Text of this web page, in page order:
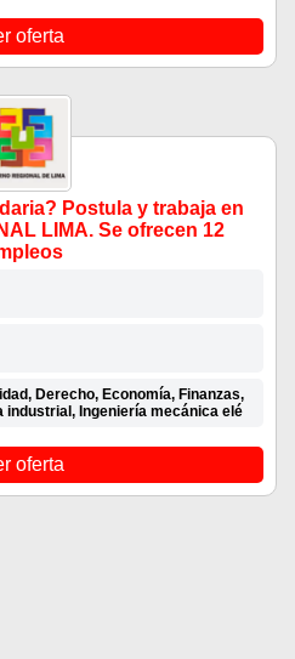
oferta
Postula y trabaja en
LIMA. Se ofrecen 12
Derecho, Economía, Finanzas,
industrial, Ingeniería mecánica elé
oferta